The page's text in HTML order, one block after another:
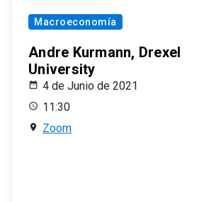
Macroeconomía
Andre Kurmann, Drexel
University
4 de Junio de 2021
11:30
Zoom